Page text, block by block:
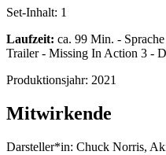
Set-Inhalt: 1
Laufzeit: ca. 99 Min. -
Trailer - Missing In Action 3 -
Produktionsjahr: 2021
Mitwirkende
Darsteller*in: Chuck Norris,